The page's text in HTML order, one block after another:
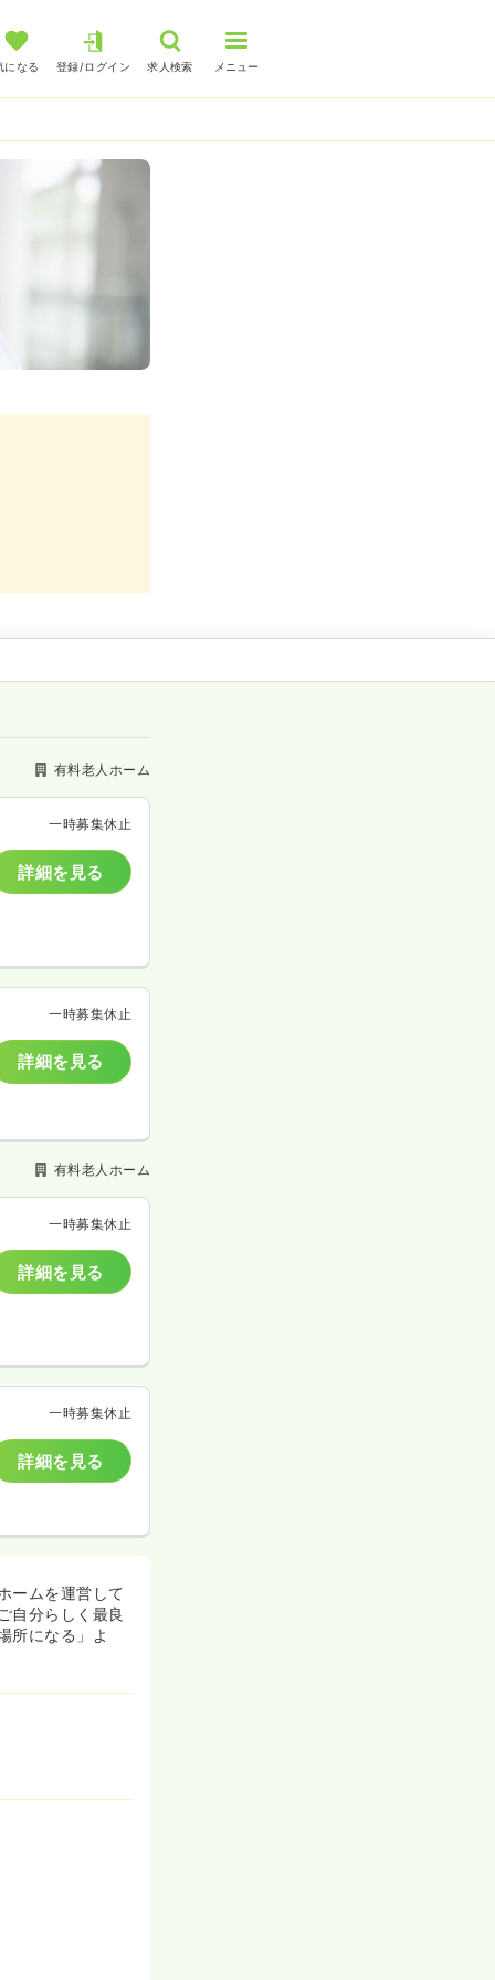
になる 登録/ログイン 求人検索 メニュー
有料老人ホーム
一時募集休止
詳細を見る
一時募集休止
詳細を見る
有料老人ホーム
一時募集休止
詳細を見る
一時募集休止
詳細を見る
ームを運営して
自分らしく最良
所になる」よ